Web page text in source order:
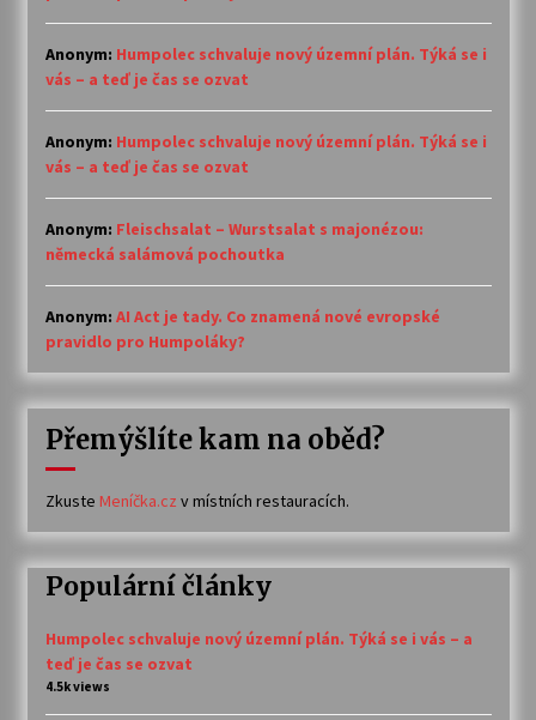
Anonym: Humpolec schvaluje nový územní plán. Týká se i
vás – a teď je čas se ozvat
Anonym: Humpolec schvaluje nový územní plán. Týká se i
vás – a teď je čas se ozvat
Anonym: Fleischsalat – Wurstsalat s majonézou:
německá salámová pochoutka
Anonym: AI Act je tady. Co znamená nové evropské
pravidlo pro Humpoláky?
Přemýšlíte kam na oběd?
Zkuste Meníčka.cz v místních restauracích.
Populární články
Humpolec schvaluje nový územní plán. Týká se i vás – a
teď je čas se ozvat
4.5k views